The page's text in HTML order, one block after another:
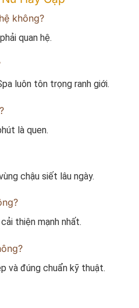
không?
quan hệ.
luôn tôn trọng ranh giới.
là quen.
chậu siết lâu ngày.
thiện mạnh nhất.
và đúng chuẩn kỹ thuật.